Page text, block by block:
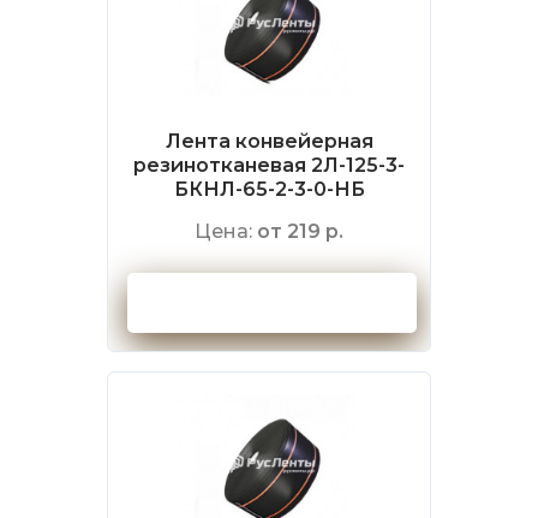
Лента конвейерная
резинотканевая 2Л-125-3-
БКНЛ-65-2-3-0-НБ
Цена: от 219 р.